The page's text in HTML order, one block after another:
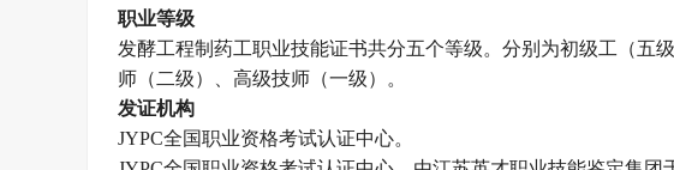
职业等级
发酵工程制药工职业技能证书共分五个等级。 分别为初级工（五
师（二级）、高级技师（一级）。
发证机构
JYPC全国职业资格考试认证中心。